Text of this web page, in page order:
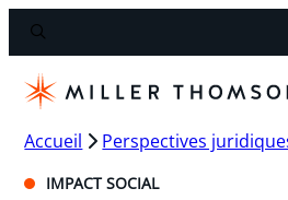
Accueil Perspectives
IMPACT SOCIAL